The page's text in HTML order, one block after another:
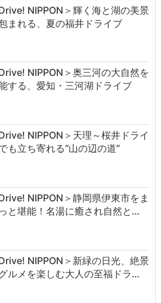
NIPPON＞輝く海と湖の美景
まれる、夏の福井ドライブ
NIPPON＞奥三河の大自然を
する、愛知・三河湖ドライブ
NIPPON＞天理～桜井ドライ
も立ち寄れる“山の辺の道”
NIPPON＞静岡県伊東市をま
と堪能！名湯に癒され自然と…
NIPPON＞新緑の日光、絶景
ルメを楽しむ大人の至福ドラ…